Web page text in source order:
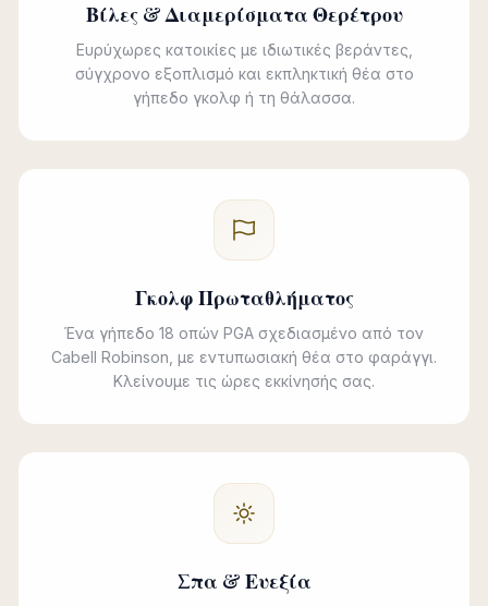
Βίλες & Διαμερίσματα Θερέτρου
Ευρύχωρες κατοικίες με ιδιωτικές βεράντες,
σύγχρονο εξοπλισμό και εκπληκτική θέα στο
γήπεδο γκολφ ή τη θάλασσα.
Γκολφ Πρωταθλήματος
Ένα γήπεδο 18 οπών PGA σχεδιασμένο από τον
Cabell Robinson, με εντυπωσιακή θέα στο φαράγγι.
Κλείνουμε τις ώρες εκκίνησής σας.
Σπα & Ευεξία